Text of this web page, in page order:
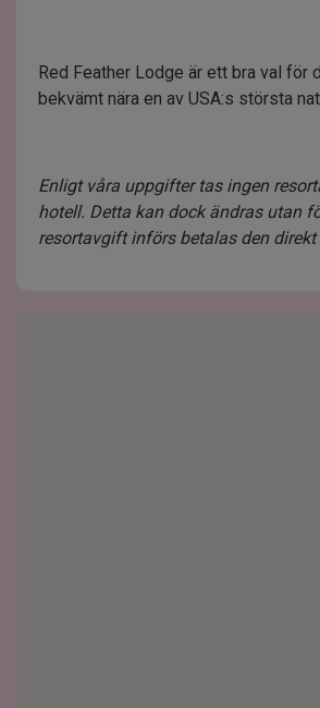
Red Feather Lodge är ett bra val för
bekvämt nära en av USA:s största
Enligt våra uppgifter tas ingen
hotell. Detta kan dock ändras utan
resortavgift införs betalas den